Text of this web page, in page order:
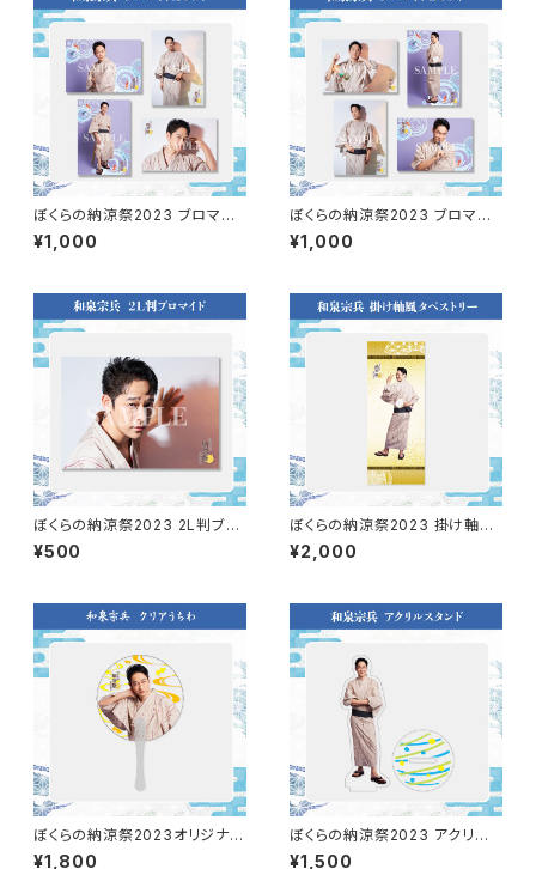
ぼくらの納涼祭2023 ブロマイ
ドA（和泉宗兵）
¥1,000
ぼくらの納涼祭2023 ブロマイ
ドB（和泉宗兵）
¥1,000
ぼくらの納涼祭2023 2L判ブロ
マイド（和泉宗兵）
¥500
ぼくらの納涼祭2023 掛け軸風
タペストリー（和泉宗兵）
¥2,000
ぼくらの納涼祭2023オリジナル
クリアうちわ（和泉宗兵）
¥1,800
ぼくらの納涼祭2023 アクリル
スタンド（和泉宗兵）
¥1,500